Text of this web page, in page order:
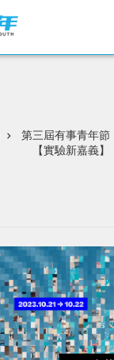
第三屆有事青年節
【實驗新嘉義】